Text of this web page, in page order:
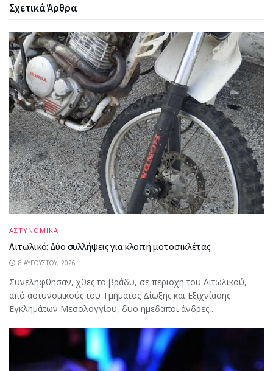
ΣχετικάΆρθρα
ΑΣΤΥΝΟΜΙΚΑ
Αιτωλικό: Δύο συλλήψεις για κλοπή μοτοσικλέτας
8 ΑΥΓΟΎΣΤΟΥ, 2026
Συνελήφθησαν, χθες το βράδυ, σε περιοχή του Αιτωλικού,
από αστυνομικούς του Τμήματος Δίωξης και Εξιχνίασης
Εγκλημάτων Μεσολογγίου, δυο ημεδαποί άνδρες,...